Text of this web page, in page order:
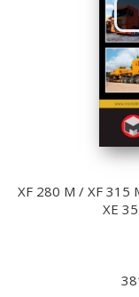
XF 280 M / XF 315
XE